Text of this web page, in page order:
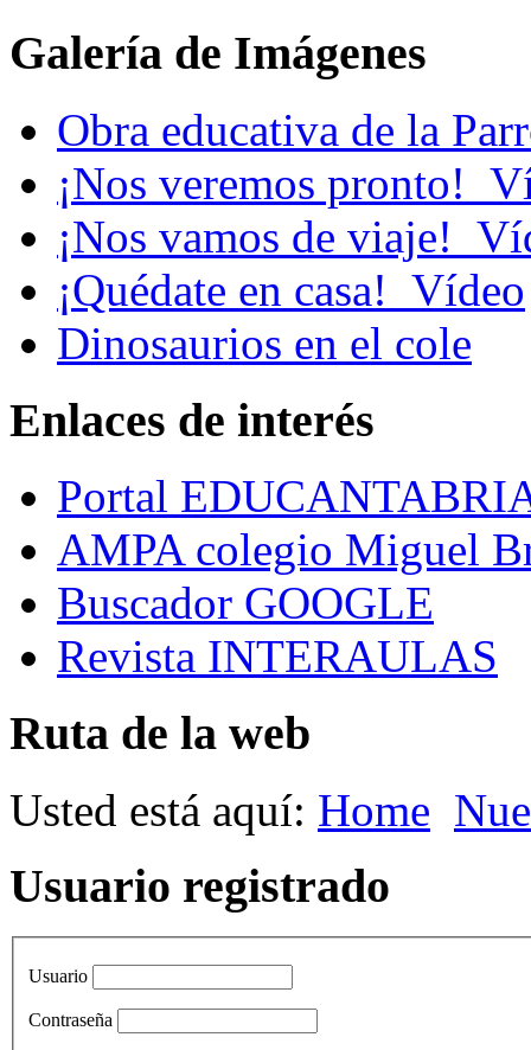
Galería de Imágenes
Obra educativa de la
¡Nos veremos
¡Nos vamos de
¡Quédate en casa!_Vídeo
Dinosaurios en el cole
Enlaces de interés
Portal
AMPA colegio Miguel
Buscador GOOGLE
Revista INTERAULAS
Ruta de la web
Usted está aquí: Home
Usuario registrado
Usuario
Contraseña